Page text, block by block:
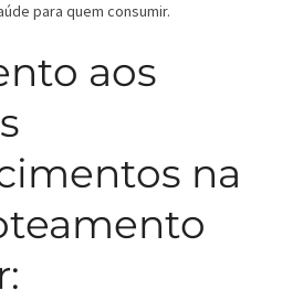
para quem consumir.
aos
na